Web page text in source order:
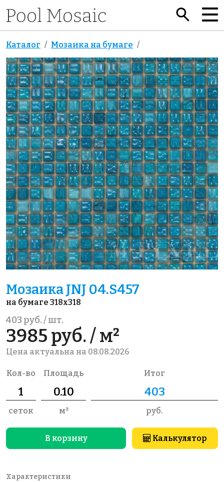
Каталог Мозаика на бумаге
Мозаика JNJ 04.S457
на бумаге 318x318
403 руб. / шт.
3985 руб. / м²
Цена актуальна на 08.08.2026
Кол-во
сеток
Площадь
м²
Итог
руб.
В корзину Калькулятор
Характеристики